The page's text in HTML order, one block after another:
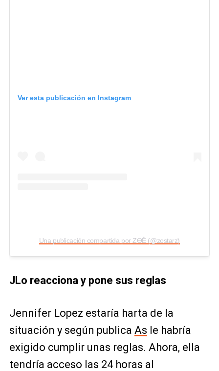
Ver esta publicación en Instagram
Una publicación compartida por ZӨË (@zostarz)
JLo reacciona y pone sus reglas
Jennifer Lopez estaría harta de la
situación y según publica As le habría
exigido cumplir unas reglas. Ahora, ella
tendría acceso las 24 horas al